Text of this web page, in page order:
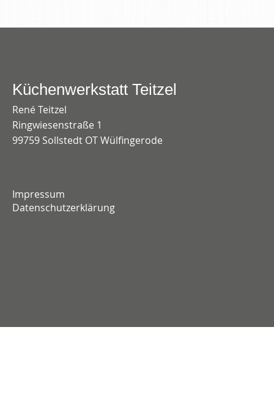
Küchenwerkstatt Teitzel
René Teitzel
Ringwiesenstraße 1
99759 Sollstedt OT Wülfingerode
Impressum
Datenschutzerklärung